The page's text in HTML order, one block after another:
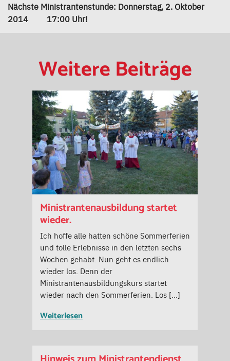
Nächste Ministrantenstunde: Donnerstag, 2. Oktober
2014 17:00 Uhr!
Weitere Beiträge
Ministrantenausbildung startet
wieder.
Ich hoffe alle hatten schöne Sommerferien
und tolle Erlebnisse in den letzten sechs
Wochen gehabt. Nun geht es endlich
wieder los. Denn der
Ministrantenausbildungskurs startet
wieder nach den Sommerferien. Los […]
Weiterlesen